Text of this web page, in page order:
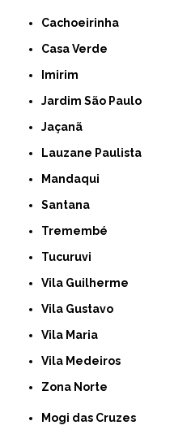
Cachoeirinha
Casa Verde
Imirim
Jardim São Paulo
Jaçanã
Lauzane Paulista
Mandaqui
Santana
Tremembé
Tucuruvi
Vila Guilherme
Vila Gustavo
Vila Maria
Vila Medeiros
Zona Norte
Mogi das Cruzes